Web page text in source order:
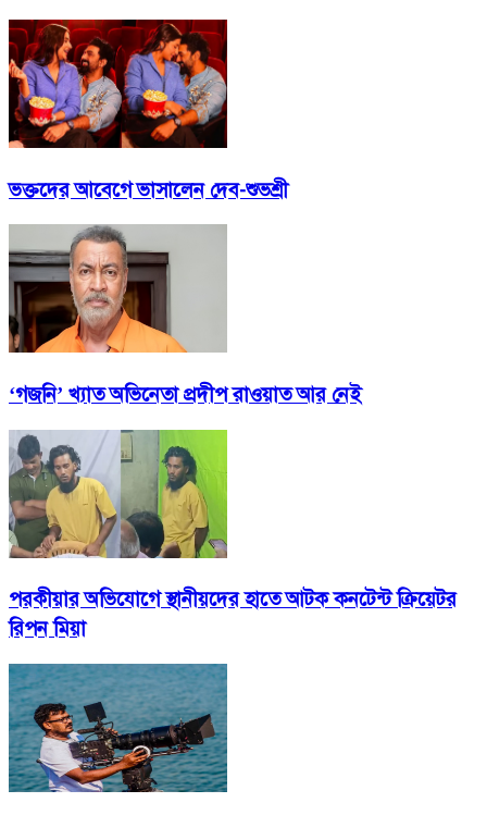
ভক্তদের আবেগে ভাসালেন দেব-শুভশ্রী
‘গজনি’ খ্যাত অভিনেতা প্রদীপ রাওয়াত আর নেই
পরকীয়ার অভিযোগে স্থানীয়দের হাতে আটক কনটেন্ট ক্রিয়েটর
রিপন মিয়া